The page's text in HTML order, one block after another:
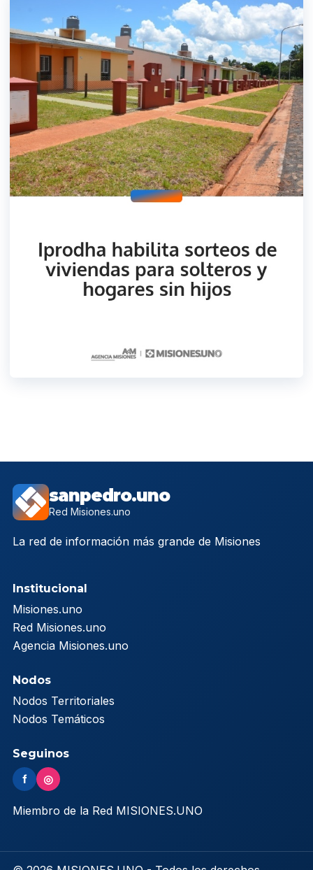
sanpedro.uno
Red Misiones.uno
La red de información más grande de Misiones
Institucional
Misiones.uno
Red Misiones.uno
Agencia Misiones.uno
Nodos
Nodos Territoriales
Nodos Temáticos
Seguinos
f ◎
Miembro de la Red MISIONES.UNO